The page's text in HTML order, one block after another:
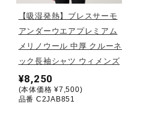
ッズ
【吸湿発熱】ブレスサーモ
アンダーウエアプレミアム
メリノウール 中厚 クルーネ
ック長袖シャツ ウィメンズ
¥8,250
(本体価格 ¥7,500)
品番 C2JAB851